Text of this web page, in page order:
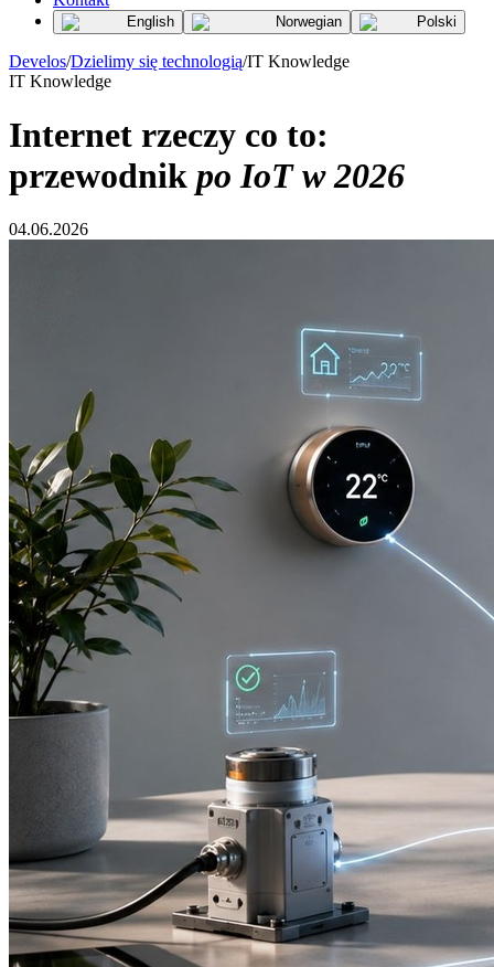
English Norwegian Polski
Develos/Dzielimy się technologią/IT Knowledge
IT Knowledge
Internet rzeczy co to:
przewodnik po IoT w 2026
04.06.2026